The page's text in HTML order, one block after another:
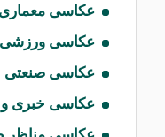
عکاسی معماری
عکاسی ورزشی
عکاسی صنعتی
عکاسی خبری و